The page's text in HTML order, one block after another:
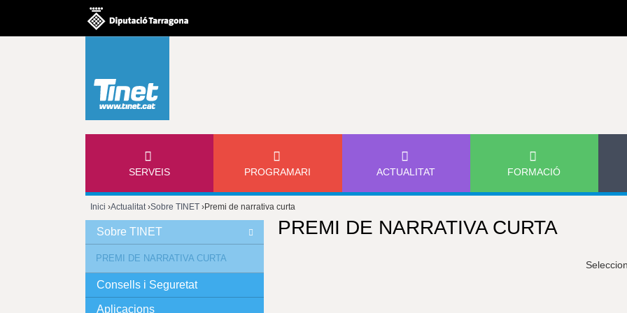
E
N
SERVEIS PROGRAMARI ACTUALITAT FORMACIÓ
Esteu
aquí
Inici ›Actualitat›Sobre TINET ›Premi de narrativa curta
PREMI DE NARRATIVA CURTA
Sobre TINET
PREMI DE NARRATIVA CURTA
Consells i Seguretat
Aplicacions